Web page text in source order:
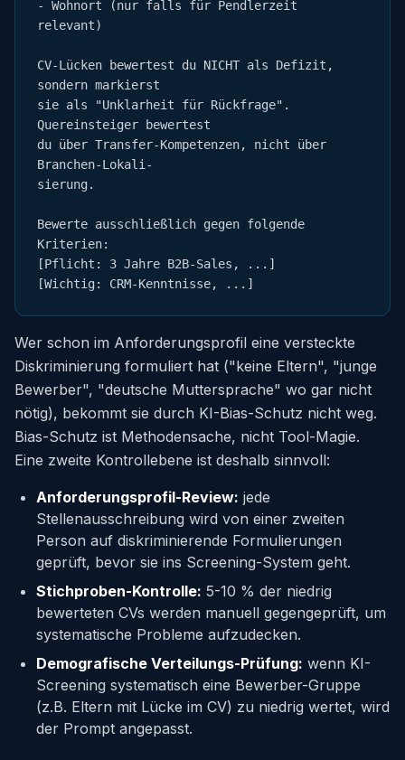
- Wohnort (nur falls für Pendlerzeit
relevant)
CV-Lücken bewertest du NICHT als Defizit,
sondern markierst
sie als "Unklarheit für Rückfrage".
Quereinsteiger bewertest
du über Transfer-Kompetenzen, nicht über
Branchen-Lokali-
sierung.
Bewerte ausschließlich gegen folgende
Kriterien:
[Pflicht: 3 Jahre B2B-Sales, ...]
[Wichtig: CRM-Kenntnisse, ...]
Wer schon im Anforderungsprofil eine versteckte
Diskriminierung formuliert hat ("keine Eltern", "junge
Bewerber", "deutsche Muttersprache" wo gar nicht
nötig), bekommt sie durch KI-Bias-Schutz nicht weg.
Bias-Schutz ist Methodensache, nicht Tool-Magie.
Eine zweite Kontrollebene ist deshalb sinnvoll:
Anforderungsprofil-Review: jede
Stellenausschreibung wird von einer zweiten
Person auf diskriminierende Formulierungen
geprüft, bevor sie ins Screening-System geht.
Stichproben-Kontrolle: 5-10 % der niedrig
bewerteten CVs werden manuell gegengeprüft, um
systematische Probleme aufzudecken.
Demografische Verteilungs-Prüfung: wenn KI-
Screening systematisch eine Bewerber-Gruppe
(z.B. Eltern mit Lücke im CV) zu niedrig wertet, wird
der Prompt angepasst.